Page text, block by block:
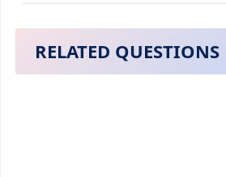
RELATED QUESTIONS